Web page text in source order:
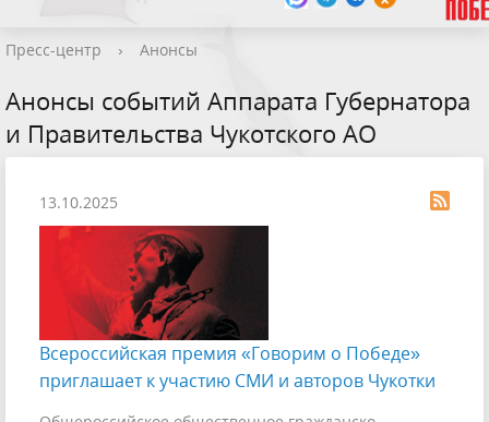
Пресс-центр › Анонсы
Анонсы событий Аппарата Губернатора
и Правительства Чукотского АО
13.10.2025
Всероссийская премия «Говорим о Победе»
приглашает к участию СМИ и авторов Чукотки